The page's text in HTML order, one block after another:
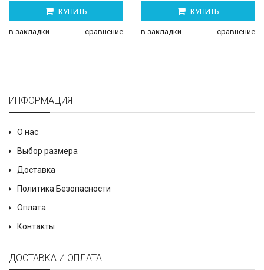
КУПИТЬ
в закладки сравнение
КУПИТЬ
в закладки сравнение
ИНФОРМАЦИЯ
О нас
Выбор размера
Доставка
Политика Безопасности
Оплата
Контакты
ДОСТАВКА И ОПЛАТА